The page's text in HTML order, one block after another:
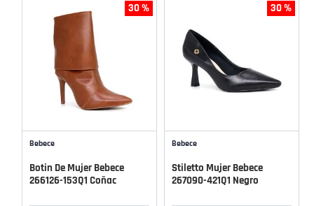
30 %
Bebece
Botin De Mujer Bebece
266126-153Q1 Coñac
30 %
Bebece
Stiletto Mujer Bebece
267090-421Q1 Negro